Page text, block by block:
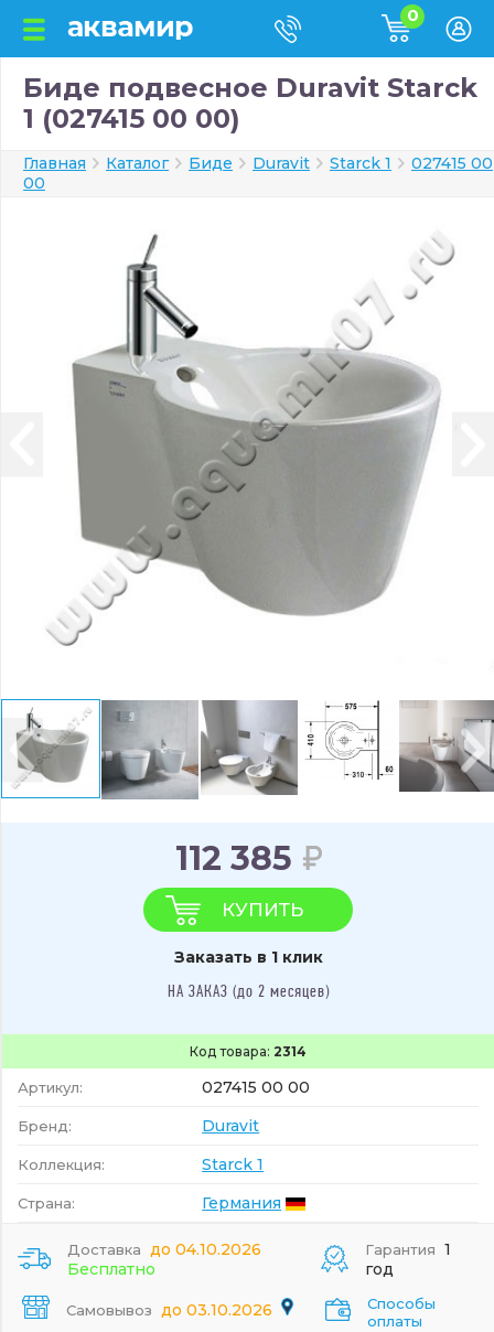
0
Биде подвесное Duravit Starck
1 (027415 00 00)
Главная Каталог Биде Duravit Starck 1
027415 00
00
Код товара: 2314
Артикул: 027415 00 00
Бренд: Duravit
Коллекция: Starck 1
Страна: Германия
112 385
КУПИТЬ
Заказать в 1 клик
НА ЗАКАЗ (до 2 месяцев)
Доставка до 04.10.2026
Бесплатно
Самовывоз до 03.10.2026
Гарантия 1
год
Способы
оплаты